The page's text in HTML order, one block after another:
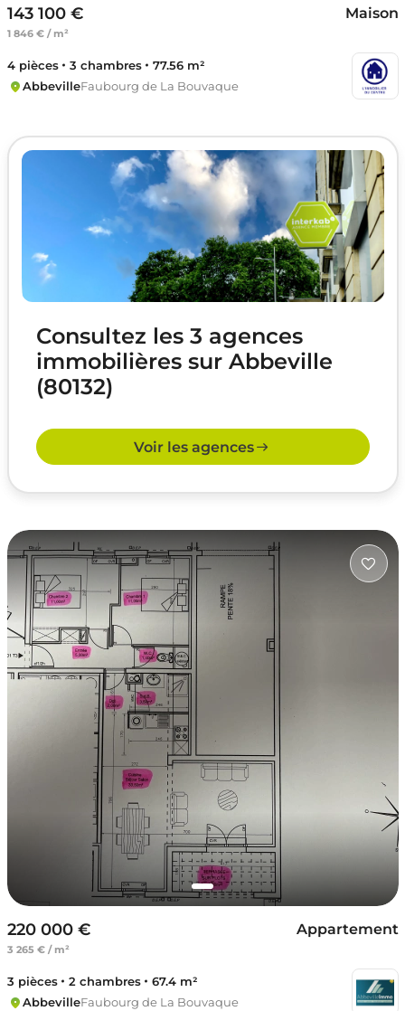
143 100 €
1 846 € / m²
Maison
4 pièces 3 chambres
77.56 m²
AbbevilleFaubourg de La Bouvaque
Consultez les 3 agences
immobilières sur Abbeville
(80132)
Voir les agences
220 000 €
3 265 € / m²
Appartement
3 pièces 2 chambres
67.4 m²
AbbevilleFaubourg de La Bouvaque